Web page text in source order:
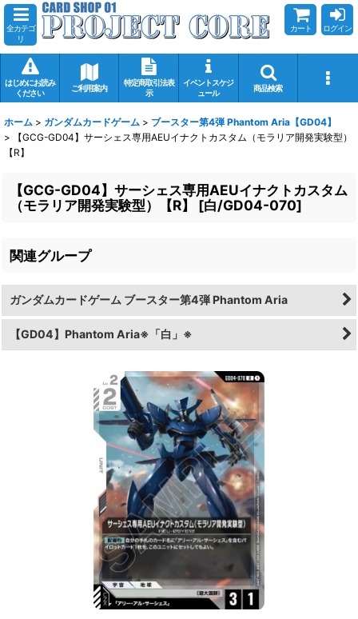
全カテゴ
リ
カート ログイン
はじめにお読み
ください
ご利用案内
特定商取引法表
示
イベントスケジ
ュール
商品検索
ホーム > ガンダムカードゲーム > ブースター第4弾 Phantom Aria【GD04】
>
【GCG-GD04】サーシェス専用AEUイナクトカスタム（モラリア開発実験型）
【R】
【GCG-GD04】サーシェス専用AEUイナクトカスタム
（モラリア開発実験型）【R】
[白/GD04-070]
関連グループ
ガンダムカードゲーム ブースター第4弾 Phantom Aria
【GD04】Phantom Aria※「白」※